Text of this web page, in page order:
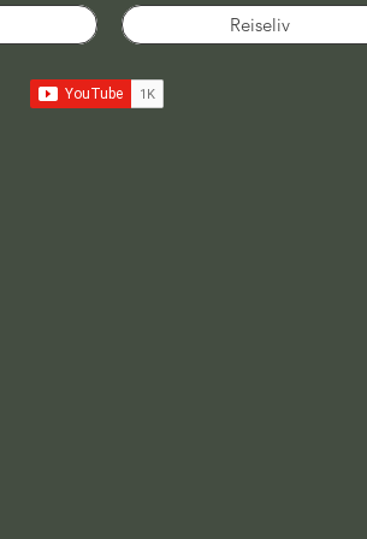
Reiseliv